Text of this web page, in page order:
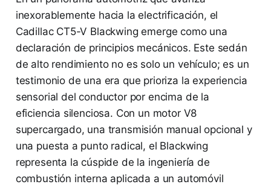
inexorablemente hacia la electrificación, el
Cadillac CT5-V Blackwing emerge como una
declaración de principios mecánicos. Este sedán
de alto rendimiento no es solo un vehículo; es un
testimonio de una era que prioriza la experiencia
sensorial del conductor por encima de la
eficiencia silenciosa. Con un motor V8
supercargado, una transmisión manual opcional y
una puesta a punto radical, el Blackwing
representa la cúspide de la ingeniería de
combustión interna aplicada a un automóvil